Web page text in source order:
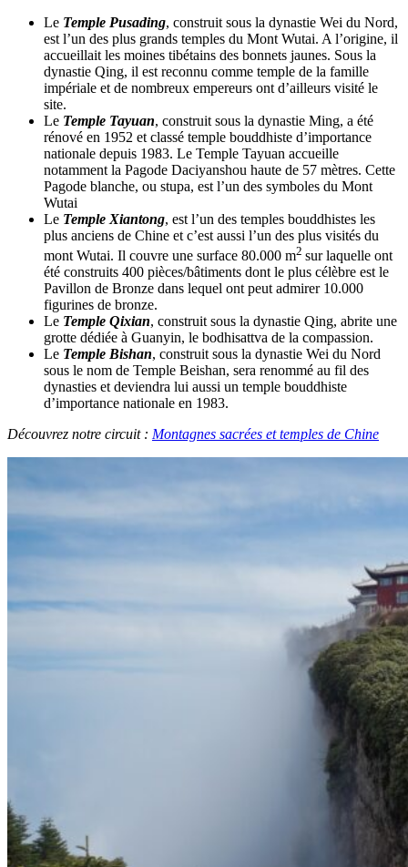
Le Temple Pusading, construit sous la dynastie Wei du Nord,
est l’un des plus grands temples du Mont Wutai. A l’origine, il
accueillait les moines tibétains des bonnets jaunes. Sous la
dynastie Qing, il est reconnu comme temple de la famille
impériale et de nombreux empereurs ont d’ailleurs visité le
site.
Le Temple Tayuan, construit sous la dynastie Ming, a été
rénové en 1952 et classé temple bouddhiste d’importance
nationale depuis 1983. Le Temple Tayuan accueille
notamment la Pagode Daciyanshou haute de 57 mètres. Cette
Pagode blanche, ou stupa, est l’un des symboles du Mont
Wutai
Le Temple Xiantong, est l’un des temples bouddhistes les
plus anciens de Chine et c’est aussi l’un des plus visités du
mont Wutai. Il couvre une surface 80.000 m2 sur laquelle ont
été construits 400 pièces/bâtiments dont le plus célèbre est le
Pavillon de Bronze dans lequel ont peut admirer 10.000
figurines de bronze.
Le Temple Qixian, construit sous la dynastie Qing, abrite une
grotte dédiée à Guanyin, le bodhisattva de la compassion.
Le Temple Bishan, construit sous la dynastie Wei du Nord
sous le nom de Temple Beishan, sera renommé au fil des
dynasties et deviendra lui aussi un temple bouddhiste
d’importance nationale en 1983.
Découvrez notre circuit : Montagnes sacrées et temples de Chine